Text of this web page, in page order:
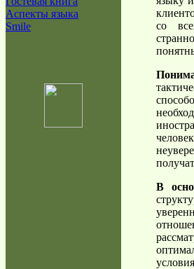
Аспекты языка
Smile
со
В